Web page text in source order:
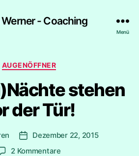
- Coaching
Menü
Kategorien
AUGENÖFFNER
stehen
der Tür!
Beitragsdatum
Dezember 22, 2015
2 Kommentarezu